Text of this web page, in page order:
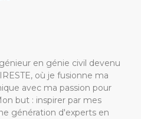
en génie civil devenu
où je fusionne ma
avec ma passion pour
but : inspirer par mes
génération d'experts en